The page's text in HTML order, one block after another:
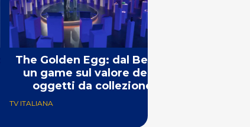
The Golden Egg: dal Belgio
un game sul valore degli
oggetti da collezione
TV ITALIANA